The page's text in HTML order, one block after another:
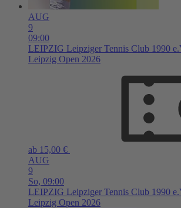
AUG
9
09:00
LEIPZIG Leipziger Tennis Club 1990
Leipzig Open 2026
ab 15,00 €
AUG
9
So, 09:00
LEIPZIG Leipziger Tennis Club 1990
Leipzig Open 2026